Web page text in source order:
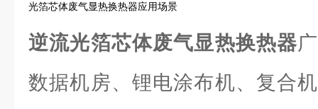
光箔芯体废气显热换热器应用场景
逆流光箔芯体废气显热换热器
数据机房、锂电涂布机、复合